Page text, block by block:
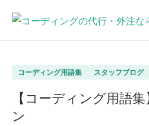
コーディング用語集 スタッフブログ
【コーディング用語
ン